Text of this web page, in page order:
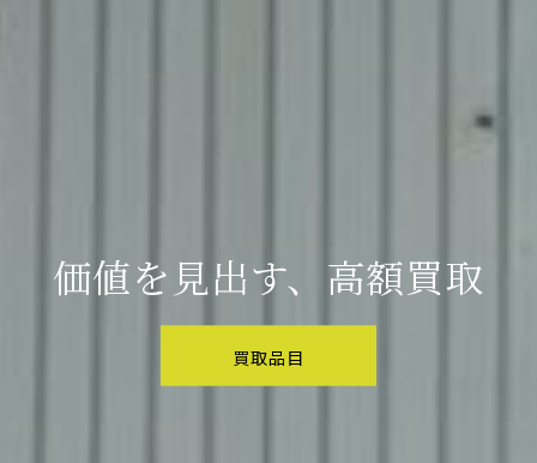
価値を見出す、高額買取
買取品目